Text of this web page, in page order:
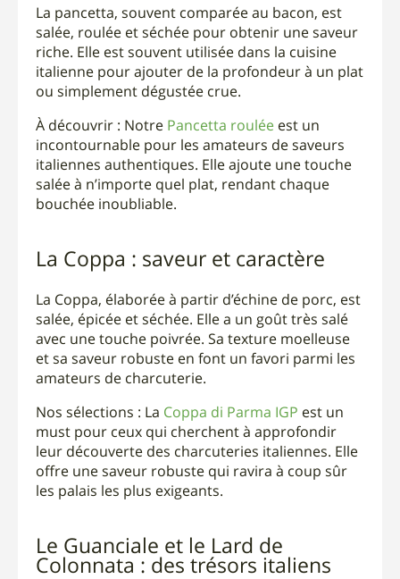
La pancetta, souvent comparée au bacon, est
salée, roulée et séchée pour obtenir une saveur
riche. Elle est souvent utilisée dans la cuisine
italienne pour ajouter de la profondeur à un plat
ou simplement dégustée crue.
À découvrir : Notre Pancetta roulée est un
incontournable pour les amateurs de saveurs
italiennes authentiques. Elle ajoute une touche
salée à n’importe quel plat, rendant chaque
bouchée inoubliable.
La Coppa : saveur et caractère
La Coppa, élaborée à partir d’échine de porc, est
salée, épicée et séchée. Elle a un goût très salé
avec une touche poivrée. Sa texture moelleuse
et sa saveur robuste en font un favori parmi les
amateurs de charcuterie.
Nos sélections : La Coppa di Parma IGP est un
must pour ceux qui cherchent à approfondir
leur découverte des charcuteries italiennes. Elle
offre une saveur robuste qui ravira à coup sûr
les palais les plus exigeants.
Le Guanciale et le Lard de
Colonnata : des trésors italiens